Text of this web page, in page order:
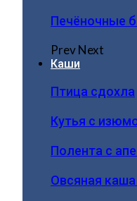
Печёночные
PrevNext
Каши
Птица сдохла
Кутья с
Полента с
Овсяная